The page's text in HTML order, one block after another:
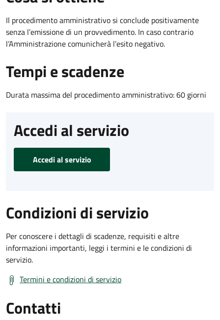
Il procedimento amministrativo si conclude positivamente
senza l’emissione di un provvedimento. In caso contrario
l’Amministrazione comunicherà l’esito negativo.
Tempi e scadenze
Durata massima del procedimento amministrativo: 60 giorni
Accedi al servizio
Accedi al servizio
Condizioni di servizio
Per conoscere i dettagli di scadenze, requisiti e altre
informazioni importanti, leggi i termini e le condizioni di
servizio.
Termini e condizioni di servizio
Contatti